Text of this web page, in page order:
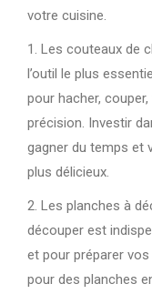
votre cuisine.
1. Les couteaux de
l’outil le plus
pour hacher,
précision. Investir
gagner du temps et
plus délicieux.
2. Les planches à
découper est
et pour préparer
pour des planches